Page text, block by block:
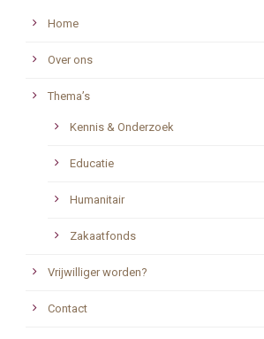
Home
Over ons
Thema’s
Kennis & Onderzoek
Educatie
Humanitair
Zakaatfonds
Vrijwilliger worden?
Contact